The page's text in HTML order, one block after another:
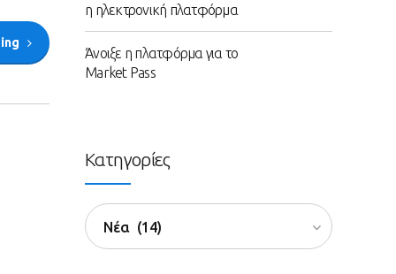
η ηλεκτρονική πλατφόρμα
Άνοιξε η πλατφόρμα για το
Market Pass
Κατηγορίες
Νέα (14)